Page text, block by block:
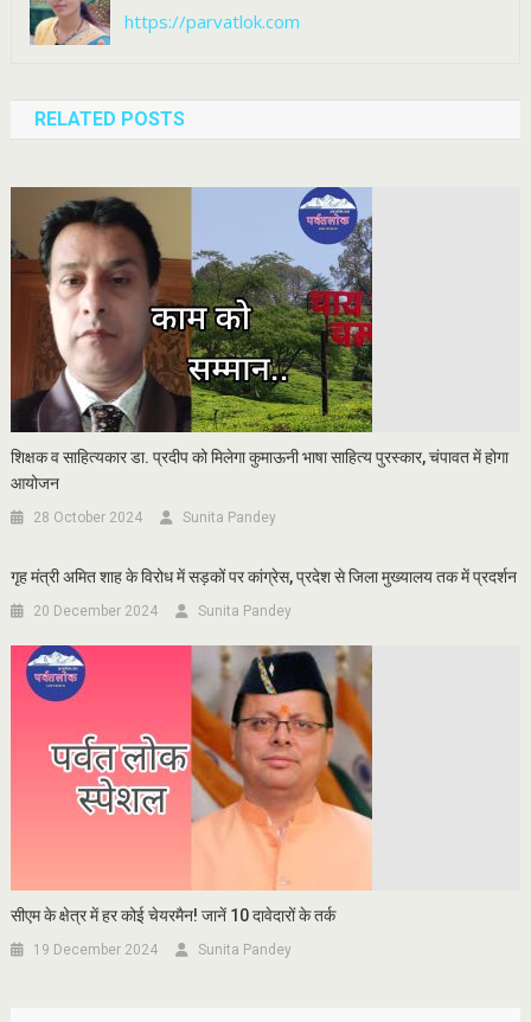
https://parvatlok.com
RELATED POSTS
शिक्षक व साहित्यकार डा. प्रदीप को मिलेगा कुमाऊनी भाषा साहित्य पुरस्कार, चंपावत में होगा
आयोजन
28 October 2024 Sunita Pandey
गृह मंत्री अमित शाह के विरोध में सड़कों पर कांग्रेस, प्रदेश से जिला मुख्यालय तक में प्रदर्शन
20 December 2024 Sunita Pandey
सीएम के क्षेत्र में हर कोई चेयरमैन! जानें 10 दावेदारों के तर्क
19 December 2024 Sunita Pandey